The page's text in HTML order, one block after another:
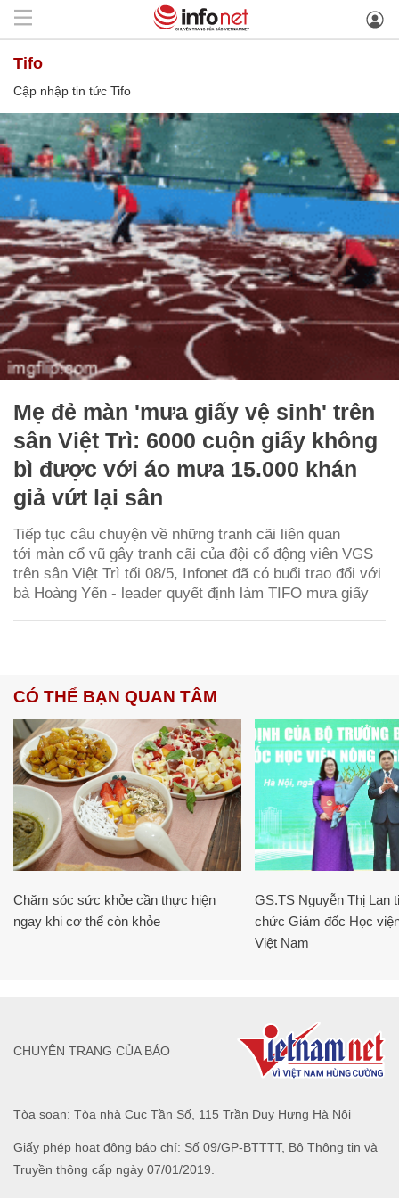
Tifo
Cập nhập tin tức Tifo
Mẹ đẻ màn 'mưa giấy vệ sinh' trên
sân Việt Trì: 6000 cuộn giấy không
bì được với áo mưa 15.000 khán
giả vứt lại sân
Tiếp tục câu chuyện về những tranh cãi liên quan
tới màn cổ vũ gây tranh cãi của đội cổ động viên VGS
trên sân Việt Trì tối 08/5, Infonet đã có buổi trao đổi với
bà Hoàng Yến - leader quyết định làm TIFO mưa giấy
CÓ THỂ BẠN QUAN TÂM
Chăm sóc sức khỏe cần thực hiện
ngay khi cơ thể còn khỏe
GS.TS Nguyễn Thị Lan
chức Giám đốc Học
Việt Nam
Tòa soạn: Tòa nhà Cục Tần Số, 115 Trần Duy Hưng Hà Nội
Giấy phép hoạt động báo chí: Số 09/GP-BTTTT, Bộ Thông tin và
Truyền thông cấp ngày 07/01/2019.
CHUYÊN TRANG CỦA BÁO